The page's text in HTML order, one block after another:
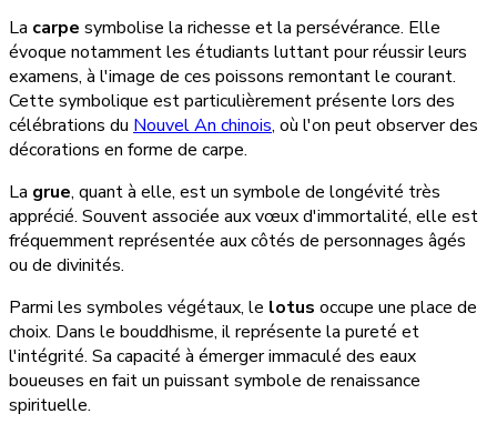
La carpe symbolise la richesse et la persévérance. Elle
évoque notamment les étudiants luttant pour réussir leurs
examens, à l'image de ces poissons remontant le courant.
Cette symbolique est particulièrement présente lors des
célébrations du Nouvel An chinois, où l'on peut observer des
décorations en forme de carpe.
La grue, quant à elle, est un symbole de longévité très
apprécié. Souvent associée aux vœux d'immortalité, elle est
fréquemment représentée aux côtés de personnages âgés
ou de divinités.
Parmi les symboles végétaux, le lotus occupe une place de
choix. Dans le bouddhisme, il représente la pureté et
l'intégrité. Sa capacité à émerger immaculé des eaux
boueuses en fait un puissant symbole de renaissance
spirituelle.